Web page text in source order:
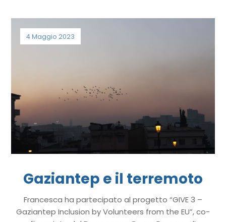
Gaziantep e il terremoto
4 Maggio 2023
Francesca ha partecipato al progetto “GIVE 3 –
Gaziantep Inclusion by Volunteers from the EU”, co-